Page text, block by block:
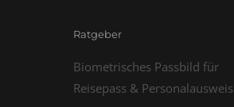
Ratgeber
Biometrisches Passbild für
Reisepass & Personalausweis